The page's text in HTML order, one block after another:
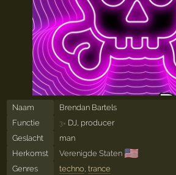
Naam
Brendan Bartels
Functie
3× DJ, producer
Geslacht
man
Herkomst
Verenigde Staten 🇺🇸
Genres techno, trance